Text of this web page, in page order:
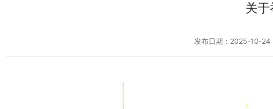
关
发布日期：2025-10-24